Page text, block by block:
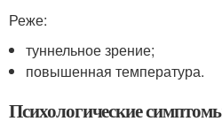
Реже:
туннельное зрение;
повышенная температура.
Психологические